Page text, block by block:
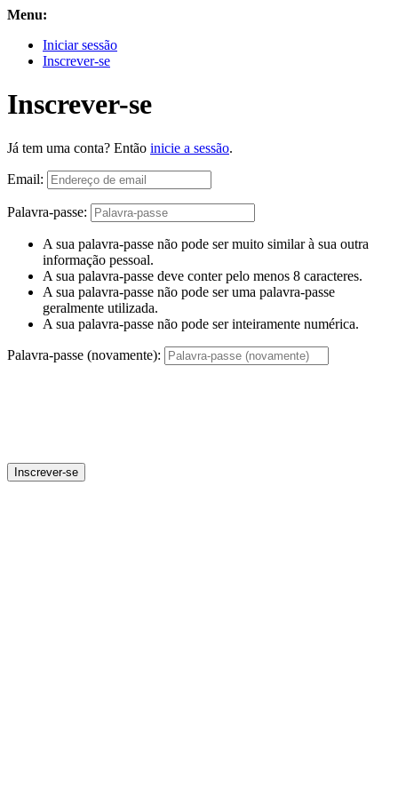
Menu:
Iniciar sessão
Inscrever-se
Inscrever-se
Já tem uma conta? Então inicie a sessão.
Email:
Palavra-passe:
A sua palavra-passe não pode ser muito similar à sua outra
informação pessoal.
A sua palavra-passe deve conter pelo menos 8 caracteres.
A sua palavra-passe não pode ser uma palavra-passe
geralmente utilizada.
A sua palavra-passe não pode ser inteiramente numérica.
Palavra-passe (novamente):
Inscrever-se